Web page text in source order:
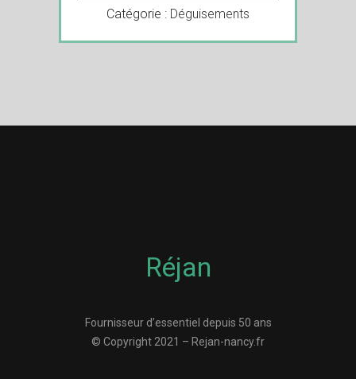
Catégorie : Déguisements
Réjan
Fournisseur d’essentiel depuis 50 ans
© Copyright 2021 – Rejan-nancy.fr